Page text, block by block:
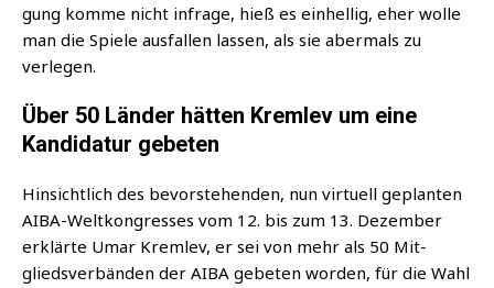
gung kom­me nicht infra­ge, hieß es ein­hel­lig, eher wol­le
man die Spie­le aus­fal­len las­sen, als sie aber­mals zu
verlegen.
Über 50 Länder hätten Kremlev um eine
Kandidatur gebeten
Hin­sicht­lich des bevor­ste­hen­den, nun vir­tu­ell geplan­ten
AIBA-Welt­kon­gres­ses vom 12. bis zum 13. Dezem­ber
erklär­te Umar Kreml­ev, er sei von mehr als 50 Mit­
glieds­ver­bän­den der AIBA gebe­ten wor­den, für die Wahl